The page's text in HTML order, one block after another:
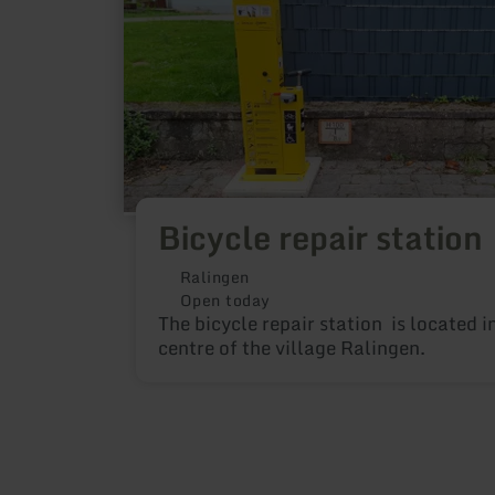
Bicycle repair station
Ralingen
Open today
The bicycle repair station is located
centre of the village Ralingen.
about:
Bicycle
station